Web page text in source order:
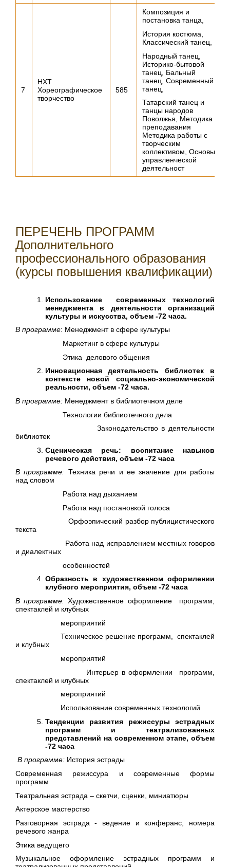
7
НХТ
Хореографическое
творчество
585
Композиция и
постановка танца,
История костюма,
Классический танец,
Народный танец,
Историко-бытовой
танец, Бальный
танец, Современный
танец,
Татарский танец и
танцы народов
Поволжья, Методика
преподавания
Методика работы с
творческим
коллективом, Основы
управленческой
деятельност
ПЕРЕЧЕНЬ ПРОГРАММ
Дополнительного
профессионального образования
(курсы повышения квалификации)
Использование современных технологий
менеджмента в деятельности организаций
культуры и искусства, объем -72 часа.
В программе: Менеджмент в сфере культуры
Маркетинг в сфере культуры
Этика делового общения
Инновационная деятельность библиотек в
контексте новой социально-экономической
реальности, объем -72 часа.
В программе: Менеджмент в библиотечном деле
Технологии библиотечного дела
Законодательство в деятельности
библиотек
Сценическая речь: воспитание навыков
речевого действия, объем -72 часа
В программе: Техника речи и ее значение для работы
над словом
Работа над дыханием
Работа над постановкой голоса
Орфоэпический разбор публицистического
текста
Работа над исправлением местных говоров
и диалектных
особенностей
Образность в художественном оформлении
клубного мероприятия, объем -72 часа
В программе: Художественное оформление программ,
спектаклей и клубных
мероприятий
Техническое решение программ, спектаклей
и клубных
мероприятий
Интерьер в оформлении программ,
спектаклей и клубных
мероприятий
Использование современных технологий
Тенденции развития режиссуры эстрадных
программ и театрализованных
представлений на современном этапе, объем
-72 часа
В программе: История эстрады
Современная режиссура и современные формы
программ
Театральная эстрада – скетчи, сценки, миниатюры
Актерское мастерство
Разговорная эстрада - ведение и конферанс, номера
речевого жанра
Этика ведущего
Музыкальное оформление эстрадных программ и